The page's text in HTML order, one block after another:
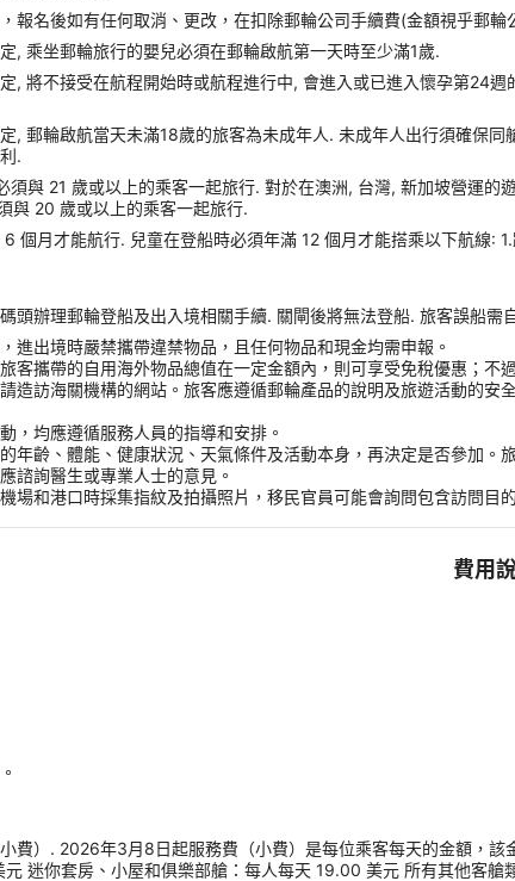
報名後如有任何取消、更改，在扣除郵輪公司手續費(金額視乎郵
, 乘坐郵輪旅行的嬰兒必須在郵輪啟航第一天時至少滿1歲.
, 將不接受在航程開始時或航程進行中, 會進入或已進入懷孕第24
, 郵輪啟航當天未滿18歲的旅客為未成年人. 未成年人出行須確保
.
須與 21 歲或以上的乘客一起旅行. 對於在澳洲, 台灣, 新加坡營運
與 20 歲或以上的乘客一起旅行.
個月才能航行. 兒童在登船時必須年滿 12 個月才能搭乘以下航線:
頭辦理郵輪登船及出入境相關手續. 關閘後將無法登船. 旅客誤船需
進出境時嚴禁攜帶違禁物品，且任何物品和現金均需申報。
客攜帶的自用海外物品總值在一定金額內，則可享受免稅優惠；不
造訪海關機構的網站。旅客應遵循郵輪產品的說明及旅遊活動的
，均應遵循服務人員的指導和安排。
年齡、體能、健康狀況、天氣條件及活動本身，再決定是否參加。
諮詢醫生或專業人士的意見。
場和港口時採集指紋及拍攝照片，移民官員可能會詢問包含訪問目
費用
費）. 2026年3月8日起服務費（小費）是每位乘客每天的金額，
迷你套房、小屋和俱樂部艙：每人每天 19.00 美元 所有其他客